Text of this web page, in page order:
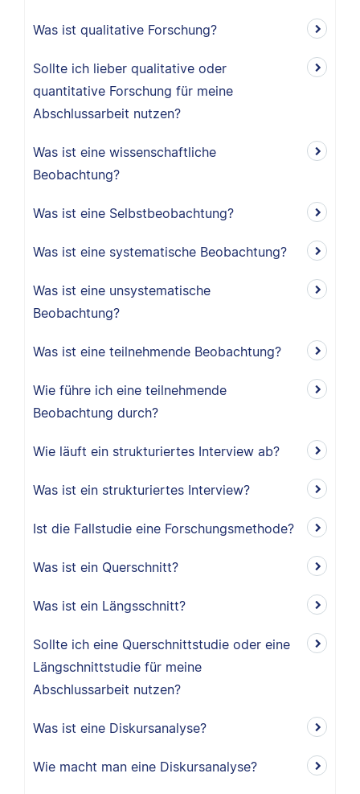
Was ist qualitative Forschung?
Sollte ich lieber qualitative oder
quantitative Forschung für meine
Abschlussarbeit nutzen?
Was ist eine wissenschaftliche
Beobachtung?
Was ist eine Selbstbeobachtung?
Was ist eine systematische Beobachtung?
Was ist eine unsystematische
Beobachtung?
Was ist eine teilnehmende Beobachtung?
Wie führe ich eine teilnehmende
Beobachtung durch?
Wie läuft ein strukturiertes Interview ab?
Was ist ein strukturiertes Interview?
Ist die Fallstudie eine Forschungsmethode?
Was ist ein Querschnitt?
Was ist ein Längsschnitt?
Sollte ich eine Querschnittstudie oder eine
Längschnittstudie für meine
Abschlussarbeit nutzen?
Was ist eine Diskursanalyse?
Wie macht man eine Diskursanalyse?